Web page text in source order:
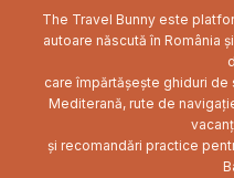
The Travel Bunny este
autoare născută în România
care împărtășește ghiduri de
Mediterană, rute de
și recomandări practice